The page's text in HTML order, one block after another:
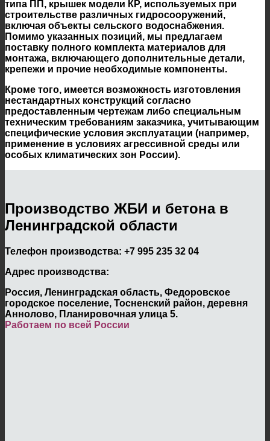
типа ПП, крышек модели КР, используемых при
строительстве различных гидросооружений,
включая объекты сельского водоснабжения.
Помимо указанных позиций, мы предлагаем
поставку полного комплекта материалов для
монтажа, включающего дополнительные детали,
крепежи и прочие необходимые компоненты.
Кроме того, имеется возможность изготовления
нестандартных конструкций согласно
предоставленным чертежам либо специальным
техническим требованиям заказчика, учитывающим
специфические условия эксплуатации (например,
применение в условиях агрессивной среды или
особых климатических зон России).
Производство ЖБИ и бетона в
Ленинградской области
Телефон производства: +7 995 235 32 04
Адрес производства:
Россия, Ленинградская область, Федоровское
городское поселение, Тосненский район, деревня
Аннолово, Планировочная улица 5.
Работаем по всей России